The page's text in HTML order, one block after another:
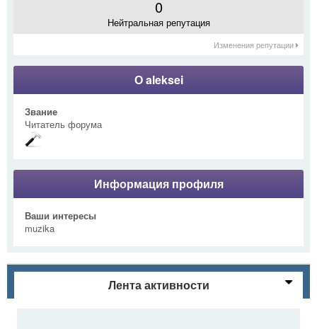
0
Нейтральная репутация
Изменения репутации
О aleksei
Звание
Читатель форума
Информация профиля
Ваши интересы
muzika
Лента активности